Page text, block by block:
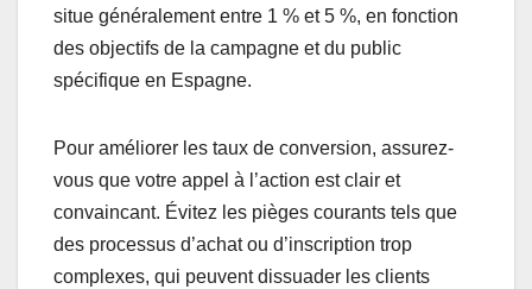
situe généralement entre 1 % et 5 %, en fonction
des objectifs de la campagne et du public
spécifique en Espagne.
Pour améliorer les taux de conversion, assurez-
vous que votre appel à l’action est clair et
convaincant. Évitez les pièges courants tels que
des processus d’achat ou d’inscription trop
complexes, qui peuvent dissuader les clients